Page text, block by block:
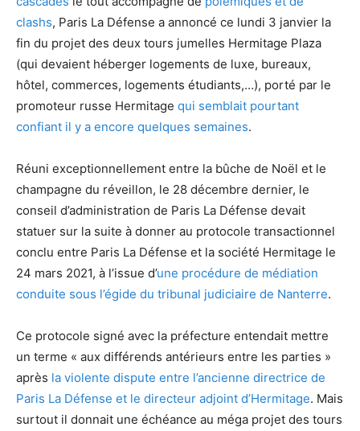
clashs, Paris La Défense a annoncé ce lundi 3 janvier la
fin du projet des deux tours jumelles Hermitage Plaza
(qui devaient héberger logements de luxe, bureaux,
hôtel, commerces, logements étudiants,…), porté par le
promoteur russe Hermitage qui semblait pourtant
confiant il y a encore quelques semaines.
Réuni exceptionnellement entre la bûche de Noël et le
champagne du réveillon, le 28 décembre dernier, le
conseil d’administration de Paris La Défense devait
statuer sur la suite à donner au protocole transactionnel
conclu entre Paris La Défense et la société Hermitage le
24 mars 2021, à l’issue d’une procédure de médiation
conduite sous l’égide du tribunal judiciaire de Nanterre.
Ce protocole signé avec la préfecture entendait mettre
un terme « aux différends antérieurs entre les parties »
après la violente dispute entre l’ancienne directrice de
Paris La Défense et le directeur adjoint d’Hermitage. Mais
surtout il donnait une échéance au méga projet des tours